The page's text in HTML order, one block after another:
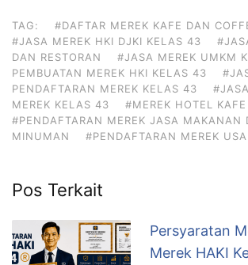
TAG:
#DAFTAR MEREK KAFE DAN
#JASA MEREK HKI DJKI KELAS 43
DAN RESTORAN
#JASA MEREK UMKM
PEMBUATAN MEREK HKI KELAS 43
PENDAFTARAN MEREK KELAS 43
MEREK KELAS 43
#MEREK HOTEL KAFE
#PENDAFTARAN MEREK JASA MAKANAN
MINUMAN
#PENDAFTARAN MEREK
Pos Terkait
Persyaratan
Merek HAKI